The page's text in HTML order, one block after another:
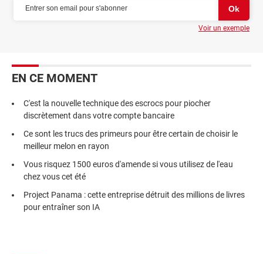
Voir un exemple
EN CE MOMENT
C'est la nouvelle technique des escrocs pour piocher
discrètement dans votre compte bancaire
Ce sont les trucs des primeurs pour être certain de choisir le
meilleur melon en rayon
Vous risquez 1500 euros d'amende si vous utilisez de l'eau
chez vous cet été
Project Panama : cette entreprise détruit des millions de livres
pour entraîner son IA